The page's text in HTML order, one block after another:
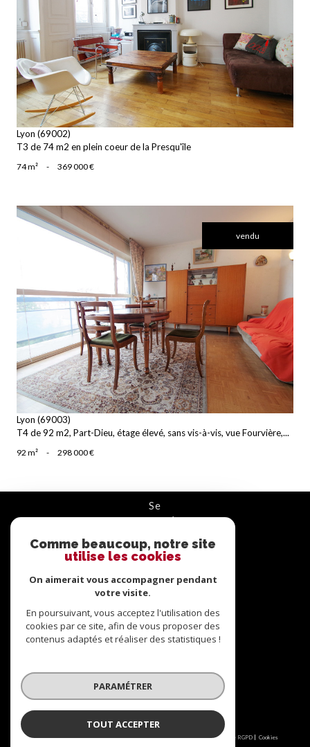
voir le bien
Lyon (69002)
T3 de 74 m2 en plein coeur de la Presqu'île
74 m² - 369 000 €
vendu
voir le bien
Lyon (69003)
T4 de 92 m2, Part-Dieu, étage élevé, sans vis-à-vis, vue Fourvière,...
92 m² - 298 000 €
se
connecter
ESPACE PROPRIÉTAIRE
nous
suivre
adhérons
© 2026 | Tous droits réservés | Traduction powered by Google |
Nos honoraires
Plan du site Mentions légales Admin Partenaires Politique RGPD Cookies
Comme beaucoup, notre site
utilise les cookies
On aimerait vous accompagner pendant
votre visite.
En poursuivant, vous acceptez l'utilisation des
cookies par ce site, afin de vous proposer des
contenus adaptés et réaliser des statistiques !
PARAMÉTRER
TOUT ACCEPTER